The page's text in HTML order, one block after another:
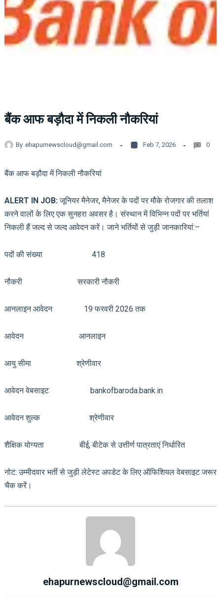
बैंक आफ बड़ौदा में निकली नौकरियां
By ehapurnewscloud@gmail.com Feb 7, 2026 0
बैंक आफ बड़ौदा में निकली नौकरियां
ALERT IN JOB:जूनियर मैनेजर, मैनेजर के पदों पर मौके रोजगार की तलाश
करने वालों के लिए एक सुनहरा अवसर है। संस्थान में विभिन्न पदों पर भर्तियां
निकली हैं जल्द से जल्द आवेदन करें। जाने भर्तियों से जुड़ी जानकारियां:–
पदों की संख्या 418
नौकरी सरकारी नौकरी
आनलाइन आवेदन 19 फरवरी 2026 तक
आवेदन आनलाइन
आयु सीमा श्रेणीवार
आवेदन वेबसाइट bankofbaroda.bank.in
आवेदन शुल्क श्रेणीवार
शैक्षिक योग्यता बीई, बीटेक से उत्तीर्ण पात्रताएं निर्धारित
नोट: उम्मीदवार भर्ती से जुड़ी लेटेस्ट अपडेट के लिए ऑफिशियल वेबसाइट जरूर
चैक करें।
ehapurnewscloud@gmail.com